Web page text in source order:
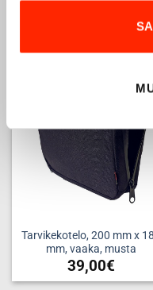
Add
Tarvikekotelo, 200 mm x
mm, vaaka, musta
39,00€